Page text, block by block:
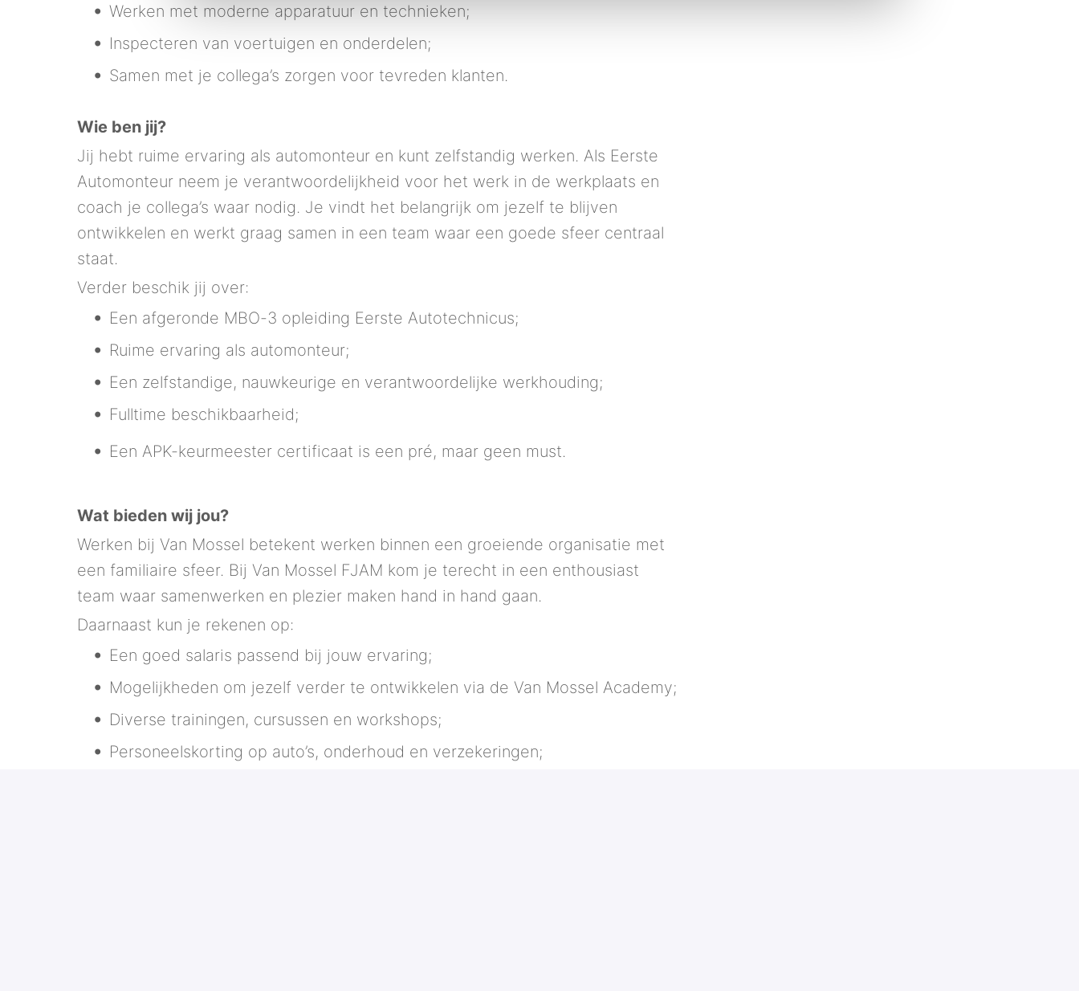
Werken met moderne apparatuur en technieken;
Inspecteren van voertuigen en onderdelen;
Samen met je collega’s zorgen voor tevreden klanten.
Wie ben jij?
Jij hebt ruime ervaring als automonteur en kunt zelfstandig werken. Als Eerste
Automonteur neem je verantwoordelijkheid voor het werk in de werkplaats en
coach je collega’s waar nodig. Je vindt het belangrijk om jezelf te blijven
ontwikkelen en werkt graag samen in een team waar een goede sfeer centraal
staat.
Verder beschik jij over:
Een afgeronde MBO-3 opleiding Eerste Autotechnicus;
Ruime ervaring als automonteur;
Een zelfstandige, nauwkeurige en verantwoordelijke werkhouding;
Fulltime beschikbaarheid;
Een APK-keurmeester certificaat is een pré, maar geen must.
Wat bieden wij jou?
Werken bij Van Mossel betekent werken binnen een groeiende organisatie met
een familiaire sfeer. Bij Van Mossel FJAM kom je terecht in een enthousiast
team waar samenwerken en plezier maken hand in hand gaan.
Daarnaast kun je rekenen op:
Een goed salaris passend bij jouw ervaring;
Mogelijkheden om jezelf verder te ontwikkelen via de Van Mossel Academy;
Diverse trainingen, cursussen en workshops;
Personeelskorting op auto’s, onderhoud en verzekeringen;